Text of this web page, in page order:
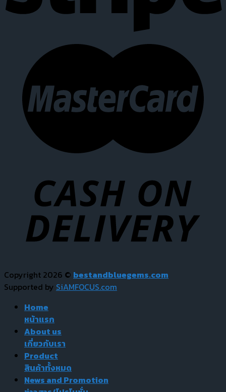
Copyright 2026 © bestandbluegems.com
Supported by SiAMFOCUS.com
Home
หน้าแรก
About us
เกี่ยวกับเรา
Product
สินค้าทั้งหมด
News and Promotion